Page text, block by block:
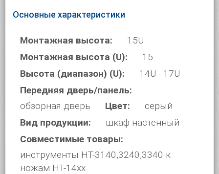
Основные характеристики
Монтажная высота:
15U
Монтажная высота (U):
15
Высота (диапазон) (U):
14U - 17U
Передняя дверь/панель:
обзорная дверь
Цвет:
серый
Вид продукции:
шкаф настенный
Совместимые товары:
инструменты HT-3140,3240,3340 к
ножам HT-14xx